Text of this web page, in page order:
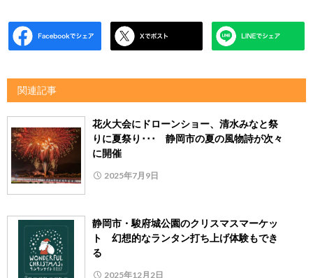
関連記事
花火大会にドローンショー、清水みなと祭
りに夏祭り･･･ 静岡市の夏の風物詩が次々
に開催
2025年7月9日
静岡市・駿府城公園のクリスマスマーケッ
ト 幻想的なランタン打ち上げ体験もでき
る
2025年12月2日